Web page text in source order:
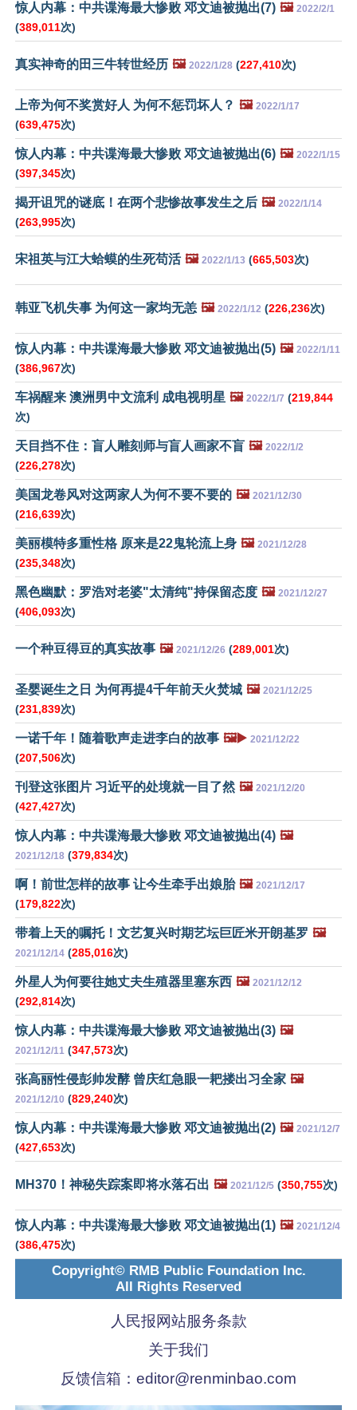
惊人内幕：中共谍海最大惨败 邓文迪被抛出(7) 🖼️ 2022/2/1
(389,011次)
真实神奇的田三牛转世经历 🖼️ 2022/1/28 (227,410次)
上帝为何不奖赏好人 为何不惩罚坏人？ 🖼️ 2022/1/17
(639,475次)
惊人内幕：中共谍海最大惨败 邓文迪被抛出(6) 🖼️ 2022/1/15
(397,345次)
揭开诅咒的谜底！在两个悲惨故事发生之后 🖼️ 2022/1/14
(263,995次)
宋祖英与江大蛤蟆的生死苟活 🖼️ 2022/1/13 (665,503次)
韩亚飞机失事 为何这一家均无恙 🖼️ 2022/1/12 (226,236次)
惊人内幕：中共谍海最大惨败 邓文迪被抛出(5) 🖼️ 2022/1/11
(386,967次)
车祸醒来 澳洲男中文流利 成电视明星 🖼️ 2022/1/7 (219,844
次)
天目挡不住：盲人雕刻师与盲人画家不盲 🖼️ 2022/1/2
(226,278次)
美国龙卷风对这两家人为何不要不要的 🖼️ 2021/12/30
(216,639次)
美丽模特多重性格 原来是22鬼轮流上身 🖼️ 2021/12/28
(235,348次)
黑色幽默：罗浩对老婆"太清纯"持保留态度 🖼️ 2021/12/27
(406,093次)
一个种豆得豆的真实故事 🖼️ 2021/12/26 (289,001次)
圣婴诞生之日 为何再提4千年前天火焚城 🖼️ 2021/12/25
(231,839次)
一诺千年！随着歌声走进李白的故事 🖼️▶️ 2021/12/22
(207,506次)
刊登这张图片 习近平的处境就一目了然 🖼️ 2021/12/20
(427,427次)
惊人内幕：中共谍海最大惨败 邓文迪被抛出(4) 🖼️
2021/12/18 (379,834次)
啊！前世怎样的故事 让今生牵手出娘胎 🖼️ 2021/12/17
(179,822次)
带着上天的嘱托！文艺复兴时期艺坛巨匠米开朗基罗 🖼️
2021/12/14 (285,016次)
外星人为何要往她丈夫生殖器里塞东西 🖼️ 2021/12/12
(292,814次)
惊人内幕：中共谍海最大惨败 邓文迪被抛出(3) 🖼️
2021/12/11 (347,573次)
张高丽性侵彭帅发酵 曾庆红急眼一耙搂出习全家 🖼️
2021/12/10 (829,240次)
惊人内幕：中共谍海最大惨败 邓文迪被抛出(2) 🖼️ 2021/12/7
(427,653次)
MH370！神秘失踪案即将水落石出 🖼️ 2021/12/5 (350,755次)
惊人内幕：中共谍海最大惨败 邓文迪被抛出(1) 🖼️ 2021/12/4
(386,475次)
Copyright© RMB Public Foundation Inc.
All Rights Reserved
人民报网站服务条款
关于我们
反馈信箱： editor@renminbao.com